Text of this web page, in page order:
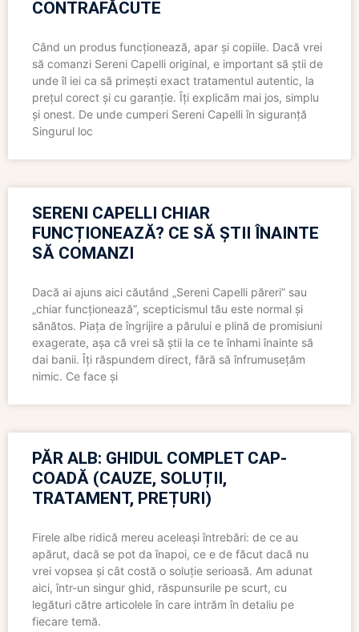
CONTRAFĂCUTE
Când un produs funcționează, apar și copiile. Dacă vrei
să comanzi Sereni Capelli original, e important să știi de
unde îl iei ca să primești exact tratamentul autentic, la
prețul corect și cu garanție. Îți explicăm mai jos, simplu
și onest. De unde cumperi Sereni Capelli în siguranță
Singurul loc
SERENI CAPELLI CHIAR
FUNCȚIONEAZĂ? CE SĂ ȘTII ÎNAINTE
SĂ COMANZI
Dacă ai ajuns aici căutând „Sereni Capelli păreri” sau
„chiar funcționează”, scepticismul tău este normal și
sănătos. Piața de îngrijire a părului e plină de promisiuni
exagerate, așa că vrei să știi la ce te înhami înainte să
dai banii. Îți răspundem direct, fără să înfrumusețăm
nimic. Ce face și
PĂR ALB: GHIDUL COMPLET CAP-
COADĂ (CAUZE, SOLUȚII,
TRATAMENT, PREȚURI)
Firele albe ridică mereu aceleași întrebări: de ce au
apărut, dacă se pot da înapoi, ce e de făcut dacă nu
vrei vopsea și cât costă o soluție serioasă. Am adunat
aici, într-un singur ghid, răspunsurile pe scurt, cu
legături către articolele în care intrăm în detaliu pe
fiecare temă.